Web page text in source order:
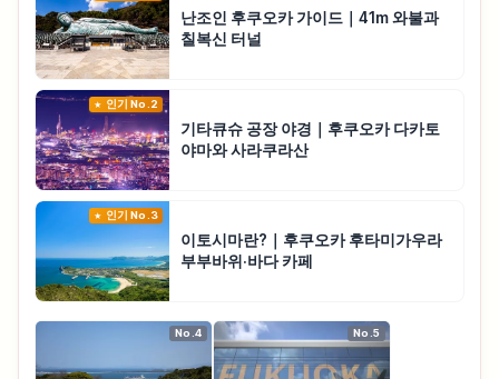
난조인 후쿠오카 가이드｜41m 와불과
칠복신 터널
인기 No.2
기타큐슈 공장 야경｜후쿠오카 다카토
야마와 사라쿠라산
인기 No.3
이토시마란?｜후쿠오카 후타미가우라
부부바위·바다 카페
No.4 No.5